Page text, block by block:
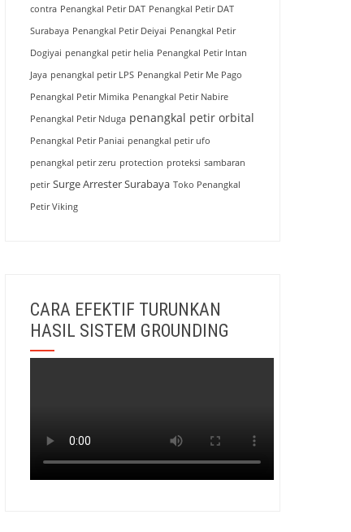
contra Penangkal Petir DAT Penangkal Petir DAT
Surabaya Penangkal Petir Deiyai Penangkal Petir
Dogiyai penangkal petir helia Penangkal Petir Intan
Jaya penangkal petir LPS Penangkal Petir Me Pago
Penangkal Petir Mimika Penangkal Petir Nabire
Penangkal Petir Nduga penangkal petir orbital
Penangkal Petir Paniai penangkal petir ufo
penangkal petir zeru protection proteksi sambaran
petir Surge Arrester Surabaya Toko Penangkal
Petir Viking
CARA EFEKTIF TURUNKAN
HASIL SISTEM GROUNDING